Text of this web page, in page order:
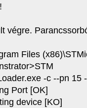
végre.
Files
-c --pn 15
Port [OK]
device [KO]